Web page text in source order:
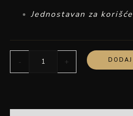
Jednostavan za
- +